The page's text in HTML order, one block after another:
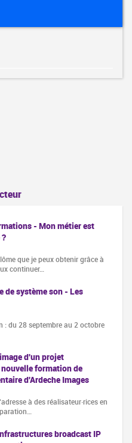
- Mon métier est
que je peux obtenir grâce à
continuer…
de système son - Les
: du 28 septembre au 2 octobre
d'un projet
formation de
d'Ardeche Images
à des réalisateur·rices en
broadcast IP